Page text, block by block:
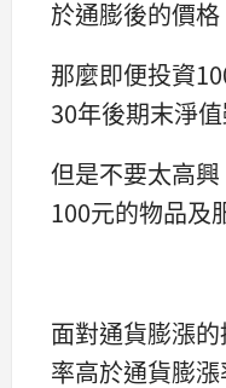
於通膨後的價格
那麼即便投資
30年後期末淨
但是不要太高
100元的物品及
面對通貨膨漲
率高於通貨膨漲